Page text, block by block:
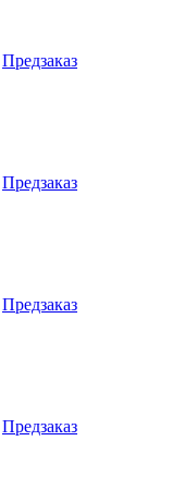
Предзаказ
Предзаказ
Предзаказ
Предзаказ